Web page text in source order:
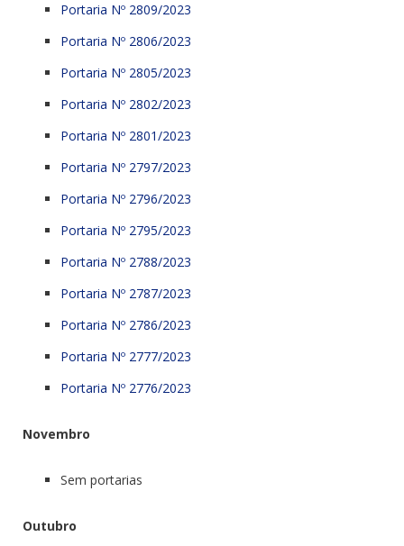
Portaria Nº 2809/2023
Portaria Nº 2806/2023
Portaria Nº 2805/2023
Portaria Nº 2802/2023
Portaria Nº 2801/2023
Portaria Nº 2797/2023
Portaria Nº 2796/2023
Portaria Nº 2795/2023
Portaria Nº 2788/2023
Portaria Nº 2787/2023
Portaria Nº 2786/2023
Portaria Nº 2777/2023
Portaria Nº 2776/2023
Novembro
Sem portarias
Outubro